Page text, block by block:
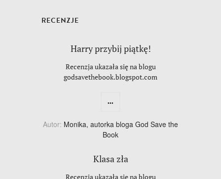
RECENZJE
Harry przybij piątkę!
Recenzja ukazała się na blogu
godsavethebook.blogspot.com
...
Autor: Monika, autorka bloga God Save the
Book
Klasa zła
Recenzja ukazała się na blogu